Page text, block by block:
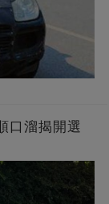
口溜揭開選